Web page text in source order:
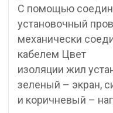
С помощью
установочный
механически
кабелем Цвет
изоляции жил
зеленый – экран,
и коричневый –